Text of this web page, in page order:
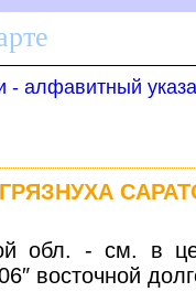
- алфавитный
обл. - см. в
восточной